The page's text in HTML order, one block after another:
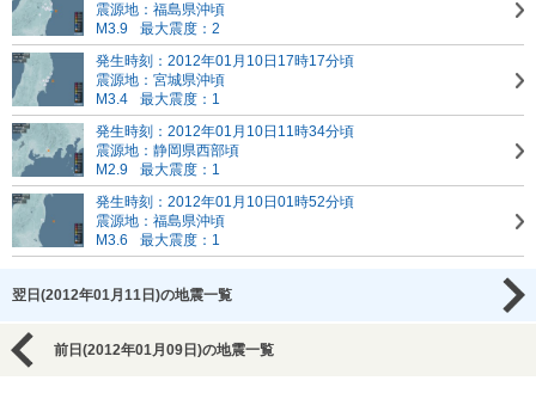
震源地：福島県沖頃
M3.9
最大震度：2
発生時刻：2012年01月10日17時17分頃
震源地：宮城県沖頃
M3.4
最大震度：1
発生時刻：2012年01月10日11時34分頃
震源地：静岡県西部頃
M2.9
最大震度：1
発生時刻：2012年01月10日01時52分頃
震源地：福島県沖頃
M3.6
最大震度：1
翌日(2012年01月11日)の地震一覧
前日(2012年01月09日)の地震一覧